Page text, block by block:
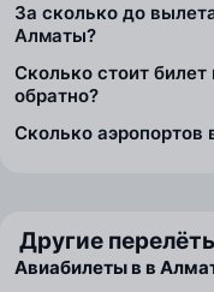
За сколько до
Алматы?
Сколько стоит
обратно?
Сколько аэропортов
Другие
Авиабилеты в в